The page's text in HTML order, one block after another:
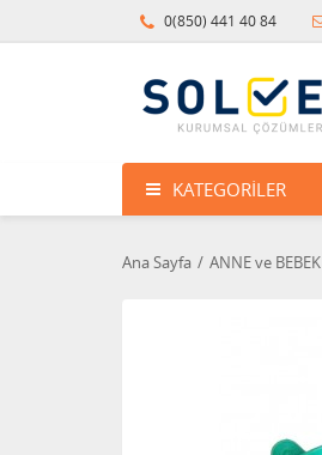
0(850) 441 40 84
KATEGORILER
Ana Sayfa ANNE ve BEBEK